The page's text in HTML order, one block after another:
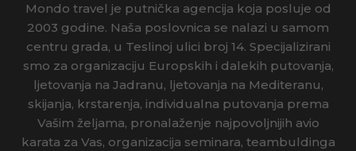
Mondo travel je putnička agencija koja posluje od
2003 godine. Naša poslovnica se nalazi u samom
centru grada, u Teslinoj ulici broj 14. Specijalizirani
smo za organizaciju Europskih i dalekih putovanja,
ljetovanja na Jadranu, ljetovanja na Mediteranu,
skijanja, krstarenja, individualna putovanja prema
Vašim željama, pronalaženje najpovoljnijih avio
karata za Vas, organizacija seminara, teambuldinga